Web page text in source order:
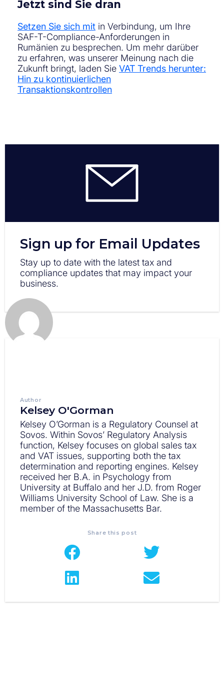
Jetzt sind Sie dran
Setzen Sie sich mit in Verbindung, um Ihre
SAF-T-Compliance-Anforderungen in
Rumänien zu besprechen. Um mehr darüber
zu erfahren, was unserer Meinung nach die
Zukunft bringt, laden Sie VAT Trends herunter:
Hin zu kontinuierlichen
Transaktionskontrollen
Sign up for Email Updates
Stay up to date with the latest tax and
compliance updates that may impact your
business.
Author
Kelsey O'Gorman
Kelsey O’Gorman is a Regulatory Counsel at
Sovos. Within Sovos’ Regulatory Analysis
function, Kelsey focuses on global sales tax
and VAT issues, supporting both the tax
determination and reporting engines. Kelsey
received her B.A. in Psychology from
University at Buffalo and her J.D. from Roger
Williams University School of Law. She is a
member of the Massachusetts Bar.
Share this post